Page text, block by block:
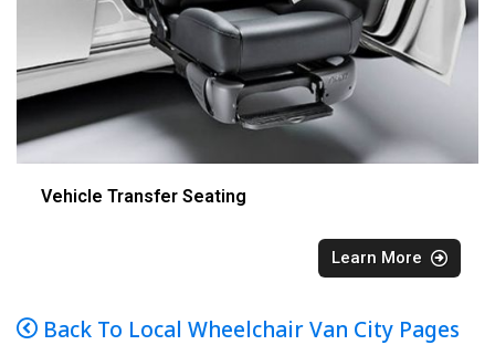
Vehicle Transfer Seating
Learn More
Back To Local Wheelchair Van City Pages